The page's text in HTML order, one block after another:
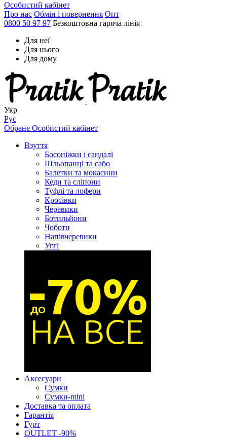
Особистий кабінет
Про нас Обмін і повернення Опт
0800 50 97 97 Безкоштовна гаряча лінія
Для неї
Для нього
Для дому
Укр
Рус
Обране Особистий кабінет
Взуття
Босоніжки і сандалі
Шльопанці та сабо
Балетки та мокасини
Кеди та сліпони
Туфлі та лофери
Кросівки
Черевики
Ботильйони
Чоботи
Напівчеревики
Уггі
Аксесуари
Сумки
Сумки-mini
Доставка та оплата
Гарантія
Гурт
OUTLET -90%